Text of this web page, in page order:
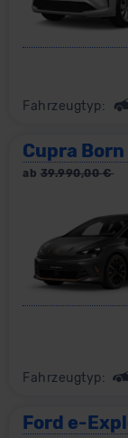
Fahrzeugtyp:
Cupra
ab 39.990,00€
Fahrzeugtyp:
Ford e-